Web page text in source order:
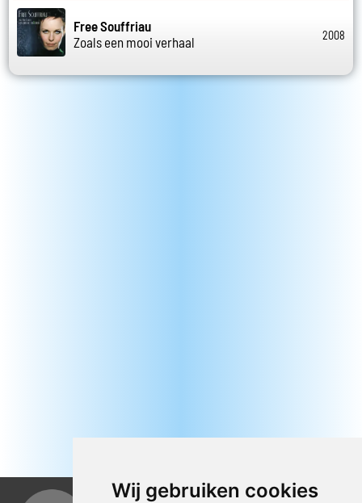
Wij gebruiken cookies
Free Souffriau
Zoals een mooi verhaal
2008